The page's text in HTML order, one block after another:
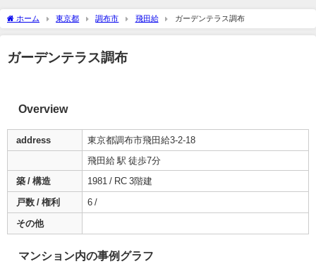
ホーム 東京都 調布市 飛田給 ガーデンテラス調布
ガーデンテラス調布
Overview
address 東京都調布市飛田給3-2-18
飛田給 駅 徒歩7分
築 / 構造 1981 / RC 3階建
戸数 / 権利 6 /
その他
マンション内の事例グラフ